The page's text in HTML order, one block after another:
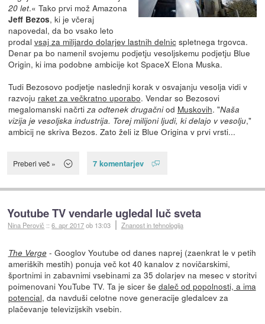
20 let.« Tako prvi mož Amazona
Jeff Bezos, ki je včeraj
napovedal, da bo vsako leto
prodal vsaj za milijardo dolarjev lastnih delnicspletnega trgovca.
Denar pa bo namenil svojemu podjetju vesoljskemu podjetju Blue
Origin, ki ima podobne ambicije kot SpaceX Elona Muska.
Tudi Bezosovo podjetje naslednji korak v osvajanju vesolja vidi v
razvoju raket za večkratno uporabo. Vendar so Bezosovi
megalomanski načrtiza odtenek drugačniod Muskovih. "Naša
vizija je vesoljska industrija. Torej milijoni ljudi, ki delajo v vesolju,"
ambicij ne skriva Bezos. Zato želi iz Blue Origina v prvi vrsti...
Preberi več » 7 komentarjev
Youtube TV vendarle ugledal luč sveta
Nina Perovič ::6. apr 2017ob 13:03 Znanost in tehnologija
The Verge- Googlov Youtube od danes naprej (zaenkrat le v petih
ameriških mestih) ponuja več kot 40 kanalov z novičarskimi,
športnimi in zabavnimi vsebinami za 35 dolarjev na mesec v storitvi
poimenovani YouTube TV. Ta je sicer še daleč od popolnosti, a ima
potencial, da navduši celotne nove generacije gledalcev za
plačevanje televizijskih vsebin.